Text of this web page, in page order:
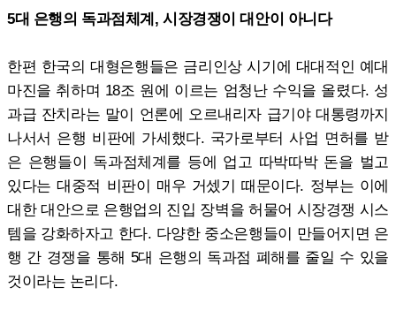
5대 은행의 독과점체계, 시장경쟁이 대안이 아니다
한편 한국의 대형은행들은 금리인상 시기에 대대적인 예대
마진을 취하며 18조 원에 이르는 엄청난 수익을 올렸다. 성
과급 잔치라는 말이 언론에 오르내리자 급기야 대통령까지
나서서 은행 비판에 가세했다. 국가로부터 사업 면허를 받
은 은행들이 독과점체계를 등에 업고 따박따박 돈을 벌고
있다는 대중적 비판이 매우 거셌기 때문이다. 정부는 이에
대한 대안으로 은행업의 진입 장벽을 허물어 시장경쟁 시스
템을 강화하자고 한다. 다양한 중소은행들이 만들어지면 은
행 간 경쟁을 통해 5대 은행의 독과점 폐해를 줄일 수 있을
것이라는 논리다.